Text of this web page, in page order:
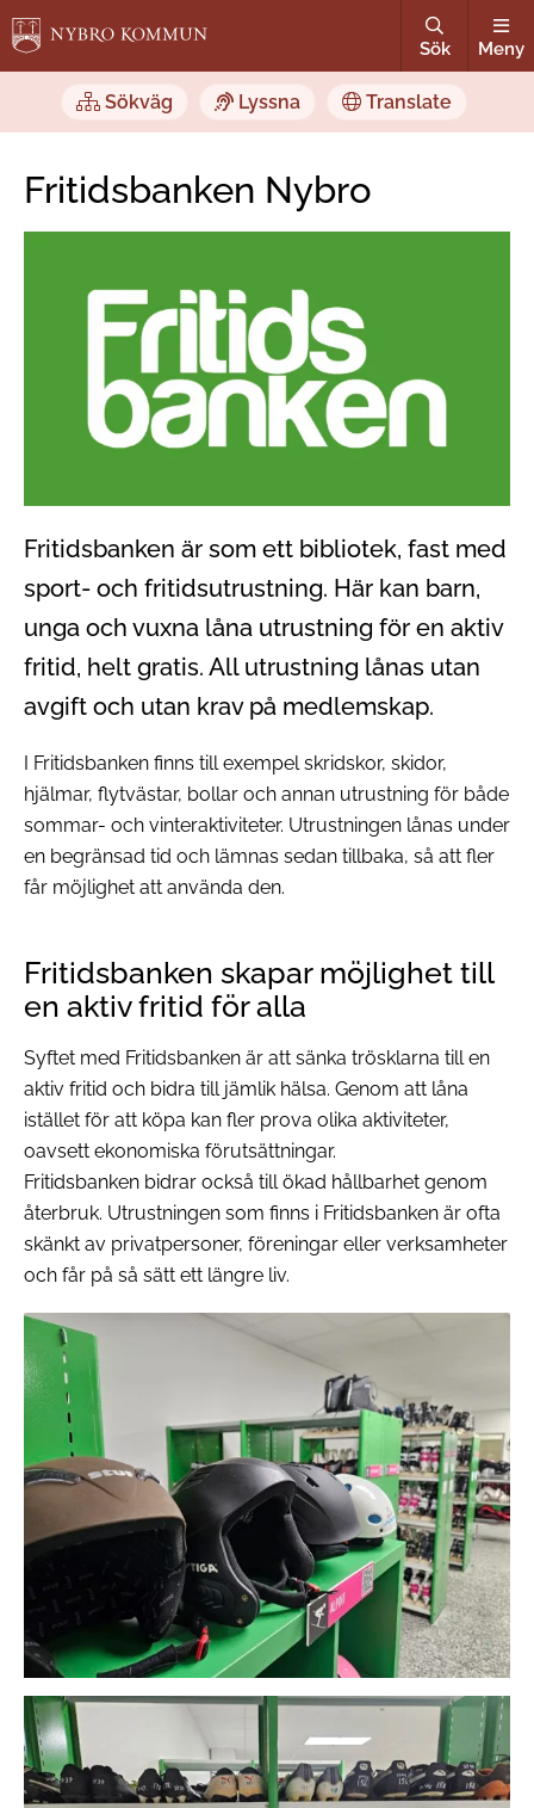
Sök Meny
Sökväg Lyssna Translate
Fritidsbanken Nybro
Fritidsbanken är som ett bibliotek, fast med
sport- och fritidsutrustning. Här kan barn,
unga och vuxna låna utrustning för en aktiv
fritid, helt gratis. All utrustning lånas utan
avgift och utan krav på medlemskap.
I Fritidsbanken finns till exempel skridskor, skidor,
hjälmar, flytvästar, bollar och annan utrustning för både
sommar- och vinteraktiviteter. Utrustningen lånas under
en begränsad tid och lämnas sedan tillbaka, så att fler
får möjlighet att använda den.
Fritidsbanken skapar möjlighet till
en aktiv fritid för alla
Syftet med Fritidsbanken är att sänka trösklarna till en
aktiv fritid och bidra till jämlik hälsa. Genom att låna
istället för att köpa kan fler prova olika aktiviteter,
oavsett ekonomiska förutsättningar.
Fritidsbanken bidrar också till ökad hållbarhet genom
återbruk. Utrustningen som finns i Fritidsbanken är ofta
skänkt av privatpersoner, föreningar eller verksamheter
och får på så sätt ett längre liv.